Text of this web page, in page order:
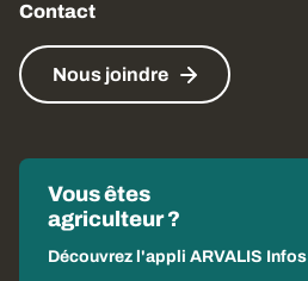
Contact
Nous joindre
Vous êtes
agriculteur ?
Découvrez l'appli ARVALIS Infos